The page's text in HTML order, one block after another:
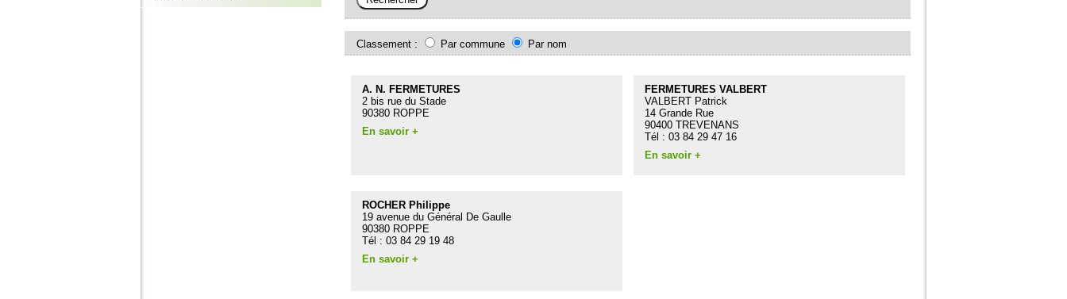
Classement : Par commune Par nom
A. N. FERMETURES
2 bis rue du Stade
90380 ROPPE
En savoir +
FERMETURES VALBERT
VALBERT Patrick
14 Grande Rue
90400 TREVENANS
Tél : 03 84 29 47 16
En savoir +
ROCHER Philippe
19 avenue du Général De Gaulle
90380 ROPPE
Tél : 03 84 29 19 48
En savoir +